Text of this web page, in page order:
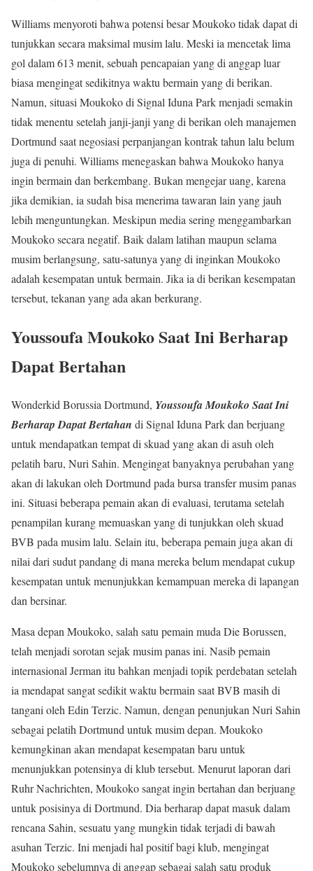
Williams menyoroti bahwa potensi besar Moukoko tidak dapat di
tunjukkan secara maksimal musim lalu. Meski ia mencetak lima
gol dalam 613 menit, sebuah pencapaian yang di anggap luar
biasa mengingat sedikitnya waktu bermain yang di berikan.
Namun, situasi Moukoko di Signal Iduna Park menjadi semakin
tidak menentu setelah janji-janji yang di berikan oleh manajemen
Dortmund saat negosiasi perpanjangan kontrak tahun lalu belum
juga di penuhi. Williams menegaskan bahwa Moukoko hanya
ingin bermain dan berkembang. Bukan mengejar uang, karena
jika demikian, ia sudah bisa menerima tawaran lain yang jauh
lebih menguntungkan. Meskipun media sering menggambarkan
Moukoko secara negatif. Baik dalam latihan maupun selama
musim berlangsung, satu-satunya yang di inginkan Moukoko
adalah kesempatan untuk bermain. Jika ia di berikan kesempatan
tersebut, tekanan yang ada akan berkurang.
Youssoufa Moukoko Saat Ini Berharap
Dapat Bertahan
Wonderkid Borussia Dortmund, Youssoufa Moukoko Saat Ini
Berharap Dapat Bertahan di Signal Iduna Park dan berjuang
untuk mendapatkan tempat di skuad yang akan di asuh oleh
pelatih baru, Nuri Sahin. Mengingat banyaknya perubahan yang
akan di lakukan oleh Dortmund pada bursa transfer musim panas
ini. Situasi beberapa pemain akan di evaluasi, terutama setelah
penampilan kurang memuaskan yang di tunjukkan oleh skuad
BVB pada musim lalu. Selain itu, beberapa pemain juga akan di
nilai dari sudut pandang di mana mereka belum mendapat cukup
kesempatan untuk menunjukkan kemampuan mereka di lapangan
dan bersinar.
Masa depan Moukoko, salah satu pemain muda Die Borussen,
telah menjadi sorotan sejak musim panas ini. Nasib pemain
internasional Jerman itu bahkan menjadi topik perdebatan setelah
ia mendapat sangat sedikit waktu bermain saat BVB masih di
tangani oleh Edin Terzic. Namun, dengan penunjukan Nuri Sahin
sebagai pelatih Dortmund untuk musim depan. Moukoko
kemungkinan akan mendapat kesempatan baru untuk
menunjukkan potensinya di klub tersebut. Menurut laporan dari
Ruhr Nachrichten, Moukoko sangat ingin bertahan dan berjuang
untuk posisinya di Dortmund. Dia berharap dapat masuk dalam
rencana Sahin, sesuatu yang mungkin tidak terjadi di bawah
asuhan Terzic. Ini menjadi hal positif bagi klub, mengingat
Moukoko sebelumnya di anggap sebagai salah satu produk